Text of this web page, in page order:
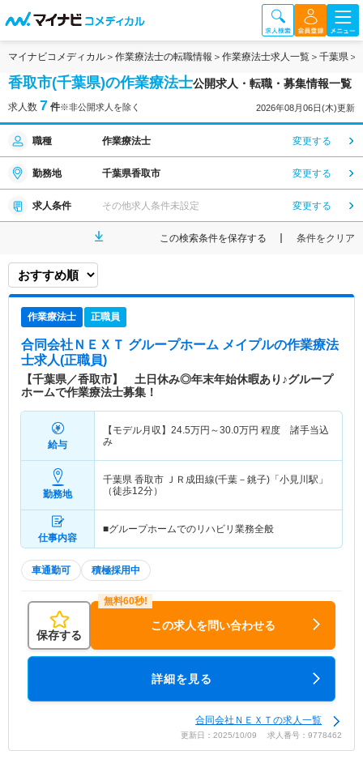
マイナビコメディカル 作業療法士の転職情報 作業療法士求人一覧 千葉県
香取市(千葉県)の作業療法士公開求人・転職・募集情報一覧
求人数 7 件※非公開求人を除く 2026年08月06日(木)更新
職種 作業療法士 変更する
勤務地 千葉県香取市 変更する
求人条件 その他求人条件未設定 変更する
この検索条件を保存する 条件をクリア
作業療法士 正職員
合同会社ＮＥＸＴ グループホーム メイプルの作業療法
士求人(正職員)
【千葉県／香取市】 土日休み◎年末年始休暇あり♪グループ
ホームで作業療法士募集！
給与
【モデル月収】 24.5万円～30.0万円 程度 諸手当込
み
勤務地
千葉県 香取市 ＪＲ成田線(千葉－銚子)「小見川駅」
（徒歩12分）
仕事内容
■グループホームでのリハビリ業務全般
車通勤可 積極採用中
保存する
この求人を問い合わせる
詳細を見る
合同会社ＮＥＸＴの求人一覧
更新日：2025/10/09 求人番号：9778462